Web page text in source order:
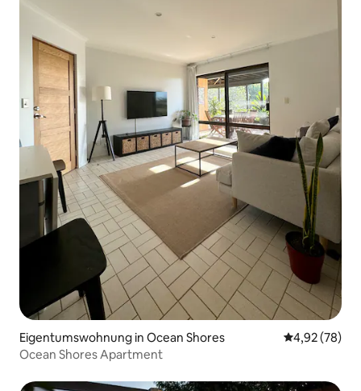
Eigentumswohnung in Ocean Shores
4,92 (78)
Ocean Shores Apartment